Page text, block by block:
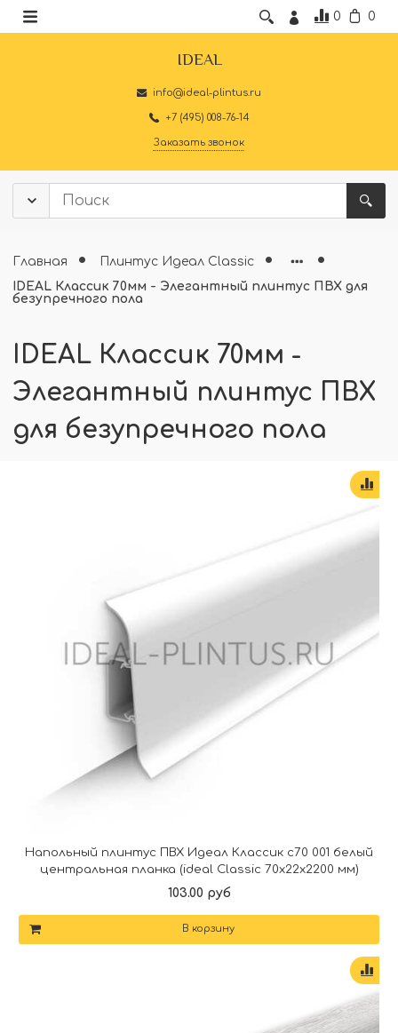
0 0
IDEAL
info@ideal-plintus.ru
+7 (495) 008-76-14
Заказать звонок
Главная
Плинтус Идеал Classic
IDEAL Классик 70мм - Элегантный плинтус ПВХ для
безупречного пола
IDEAL Классик 70мм -
Элегантный плинтус ПВХ
для безупречного пола
Напольный плинтус ПВХ Идеал Классик c70 001 белый
центральная планка (ideal Classic 70х22х2200 мм)
103.00 руб
В корзину